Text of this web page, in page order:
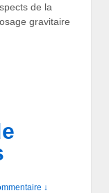
de la
gravitaire
↓